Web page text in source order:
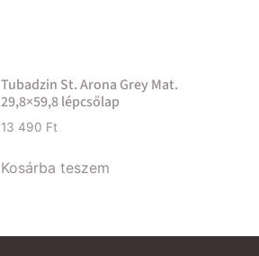
Tubadzin St. Arona Grey Mat.
29,8×59,8 lépcsőlap
13 490 Ft
Kosárba teszem